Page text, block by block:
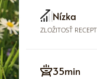
Nízka
ZLOŽITOSŤ
35min